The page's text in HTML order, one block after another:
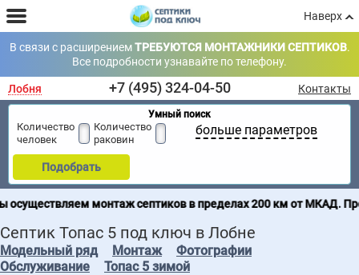
Наверх
В связи с расширениемТРЕБУЮТСЯ МОНТАЖНИКИ СЕПТИКОВ.
Все подробности узнавайте по телефону.
Лобня +7 (495) 324-04-50 Контакты
Умный поиск
Количество
человек
Количество
раковин
больше параметров
Подобрать
монтаж септиков в пределах 200 км от МКАД. Продажа
Септик Топас 5 под ключ в Лобне
Модельный ряд Монтаж
Фотографии
Обслуживание
Топас 5 зимой